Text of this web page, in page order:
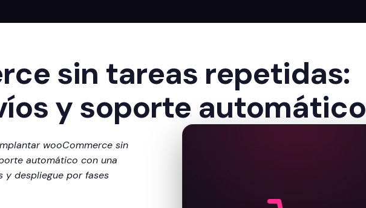
sin tareas repetidas:
y soporte automático
wooCommerce sin
automático con una
y despliegue por fases